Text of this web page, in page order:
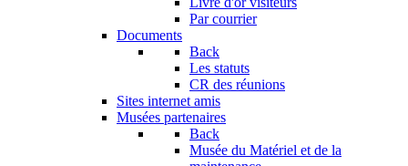
Par courrier
Documents
Back
Les statuts
CR des réunions
Sites internet amis
Musées partenaires
Back
Musée du Matériel et de la